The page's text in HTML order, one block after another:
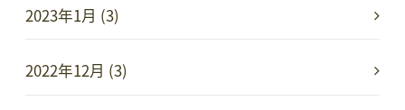
2023年1月 (3)
2022年12月 (3)